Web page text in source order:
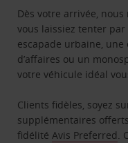
Dès votre arrivée,
vous laissiez tenter
escapade urbaine,
d’affaires ou un
votre véhicule idéal
Clients fidèles, soyez
supplémentaires
fidélitéAvis Preferred.